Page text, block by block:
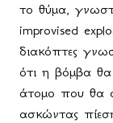
το θύμα,
improvised
διακόπτες
ότι η βόμβα
άτομο που θα
ασκώντας